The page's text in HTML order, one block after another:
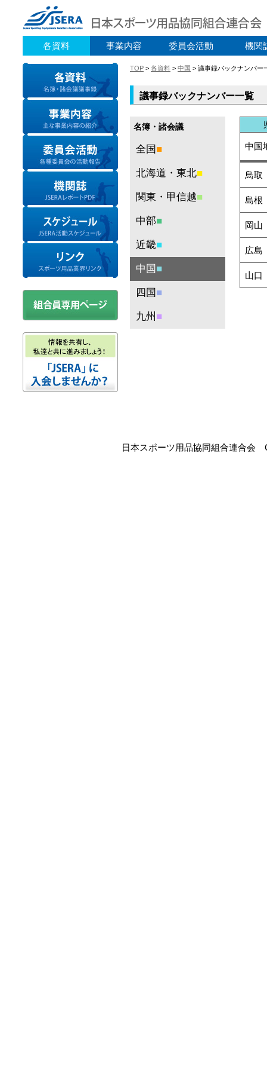
各資料 事業内容 委員会活動 機関
TOP > 各資料 > 中国 > 議事録バックナンバー
議事録バックナンバー一覧
名簿・諸会議
全国 ■
北海道・東北■
関東・甲信越■
中部■
近畿■
中国 ■
四国 ■
九州 ■
中国
鳥取
島根
岡山
広島
山口
日本スポーツ用品協同組合連合会